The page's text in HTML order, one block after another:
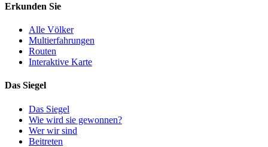
Erkunden Sie
Alle Völker
Multierfahrungen
Routen
Interaktive Karte
Das Siegel
Das Siegel
Wie wird sie gewonnen?
Wer wir sind
Beitreten